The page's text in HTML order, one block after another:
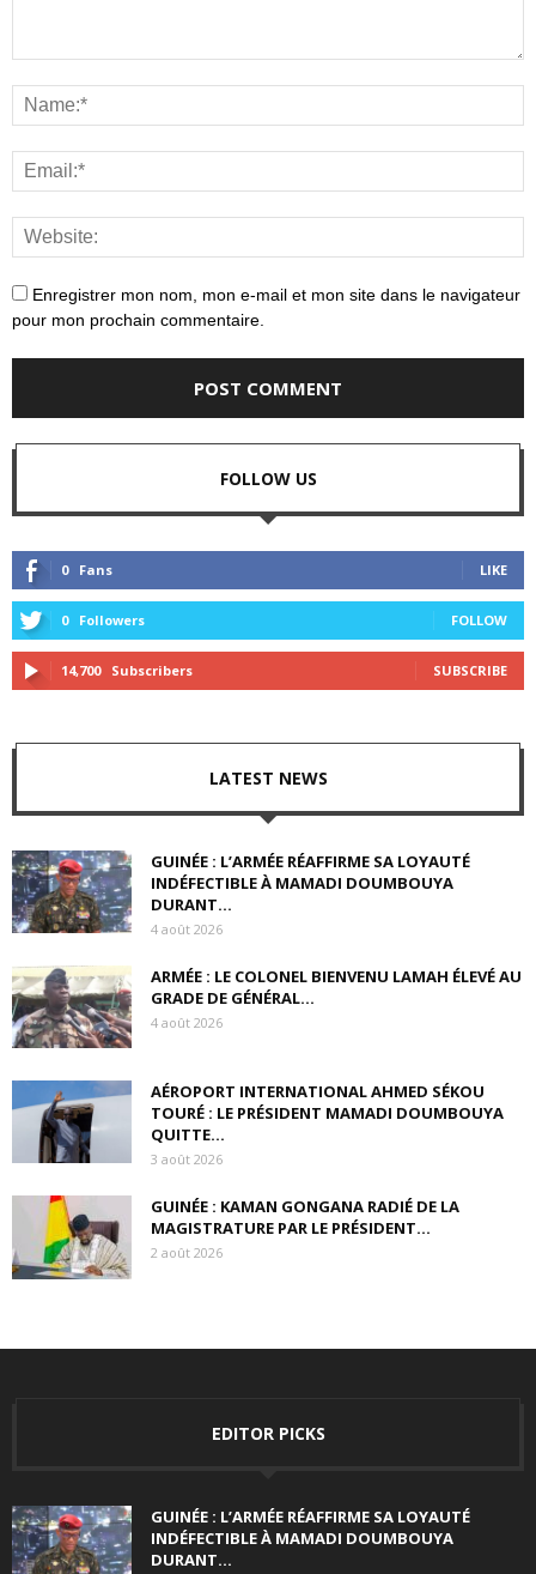
Enregistrer mon nom, mon e-mail et mon site dans le navigateur
pour mon prochain commentaire.
FOLLOW US
0 Fans LIKE
0 Followers FOLLOW
14,700 Subscribers SUBSCRIBE
LATEST NEWS
GUINÉE : L’ARMÉE RÉAFFIRME SA LOYAUTÉ
INDÉFECTIBLE À MAMADI DOUMBOUYA
DURANT...
4 août 2026
ARMÉE : LE COLONEL BIENVENU LAMAH ÉLEVÉ AU
GRADE DE GÉNÉRAL...
4 août 2026
AÉROPORT INTERNATIONAL AHMED SÉKOU
TOURÉ : LE PRÉSIDENT MAMADI DOUMBOUYA
QUITTE...
3 août 2026
GUINÉE : KAMAN GONGANA RADIÉ DE LA
MAGISTRATURE PAR LE PRÉSIDENT...
2 août 2026
EDITOR PICKS
GUINÉE : L’ARMÉE RÉAFFIRME SA LOYAUTÉ
INDÉFECTIBLE À MAMADI DOUMBOUYA
DURANT...